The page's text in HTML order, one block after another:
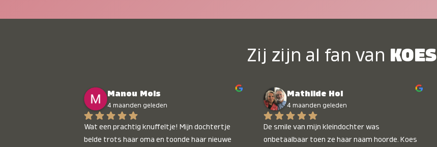
Zij zijn al fan van KOES
Manou Mols
4 maanden geleden
Wat een prachtig knuffeltje! Mijn dochtertje
belde trots haar oma en toonde haar nieuwe
Mathilde Hol
4 maanden geleden
De smile van mijn kleindochter was
onbetaalbaar toen ze haar naam hoorde. Koes